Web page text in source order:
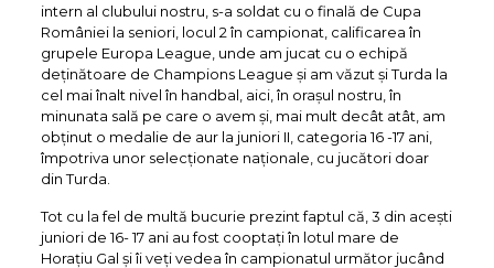
intern al clubului nostru, s-a soldat cu o finală de Cupa
României la seniori, locul 2 în campionat, calificarea în
grupele Europa League, unde am jucat cu o echipă
deținătoare de Champions League și am văzut și Turda la
cel mai înalt nivel în handbal, aici, în orașul nostru, în
minunata sală pe care o avem și, mai mult decât atât, am
obținut o medalie de aur la juniori II, categoria 16 -17 ani,
împotriva unor selecționate naționale, cu jucători doar
din Turda.
Tot cu la fel de multă bucurie prezint faptul că, 3 din acești
juniori de 16- 17 ani au fost cooptați în lotul mare de
Horațiu Gal și îi veți vedea în campionatul următor jucând